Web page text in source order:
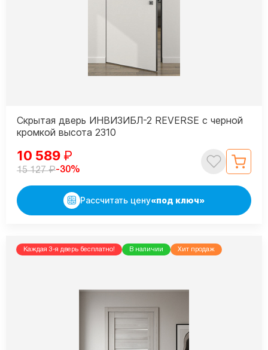
Скрытая дверь ИНВИЗИБЛ-2 REVERSE с черной
кромкой высота 2310
10 589 ₽
15 127₽-30%
Рассчитать цену«под ключ»
Каждая 3-я дверь бесплатно! В наличии Хит продаж